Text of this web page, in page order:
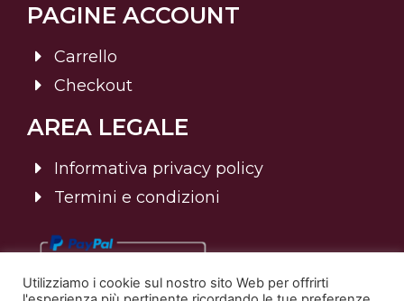
PAGINE ACCOUNT
Carrello
Checkout
AREA LEGALE
Informativa privacy policy
Termini e condizioni
Utilizziamo i cookie sul nostro sito Web per offrirti